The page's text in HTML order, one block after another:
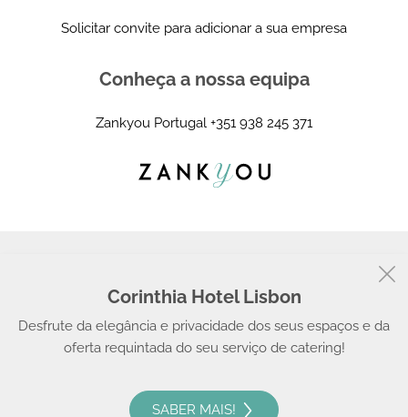
Corinthia Hotel Lisbon
Desfrute da elegância e privacidade dos seus espaços e da
oferta requintada do seu serviço de catering!
SABER MAIS!
Solicitar convite para adicionar a sua empresa
Conheça a nossa equipa
Zankyou Portugal +351 938 245 371
© 2008 - 2026, Zankyou